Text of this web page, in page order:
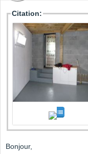
Citation:
Bonjour,